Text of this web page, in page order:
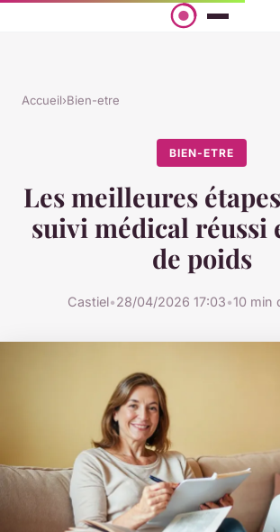
Accueil›Bien-etre
BIEN-ETRE
Les meilleures
suivi médical réussi
de poids
Castiel•28/04/2026 17:03•10 min